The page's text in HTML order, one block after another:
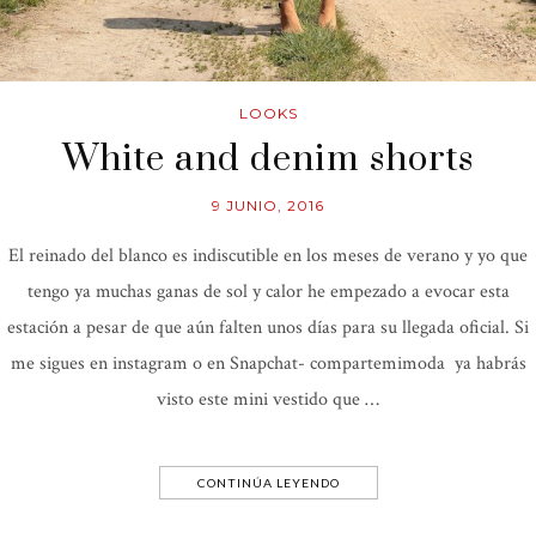
LOOKS
White and denim shorts
9 JUNIO, 2016
El reinado del blanco es indiscutible en los meses de verano y yo que
tengo ya muchas ganas de sol y calor he empezado a evocar esta
estación a pesar de que aún falten unos días para su llegada oficial. Si
me sigues en instagram o en Snapchat- compartemimoda ya habrás
visto este mini vestido que …
CONTINÚA LEYENDO